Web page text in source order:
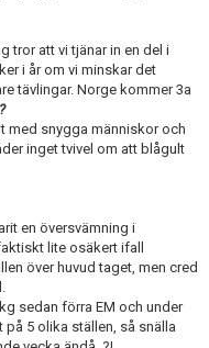
tror att vi tjänar in en del i
i år om vi minskar det
tävlingar. Norge kommer 3a
med snygga människor och
inget tvivel om att blågult
en översvämning i
lite osäkert ifall
över huvud taget, men cred
sedan förra EM och under
5 olika ställen, så snälla